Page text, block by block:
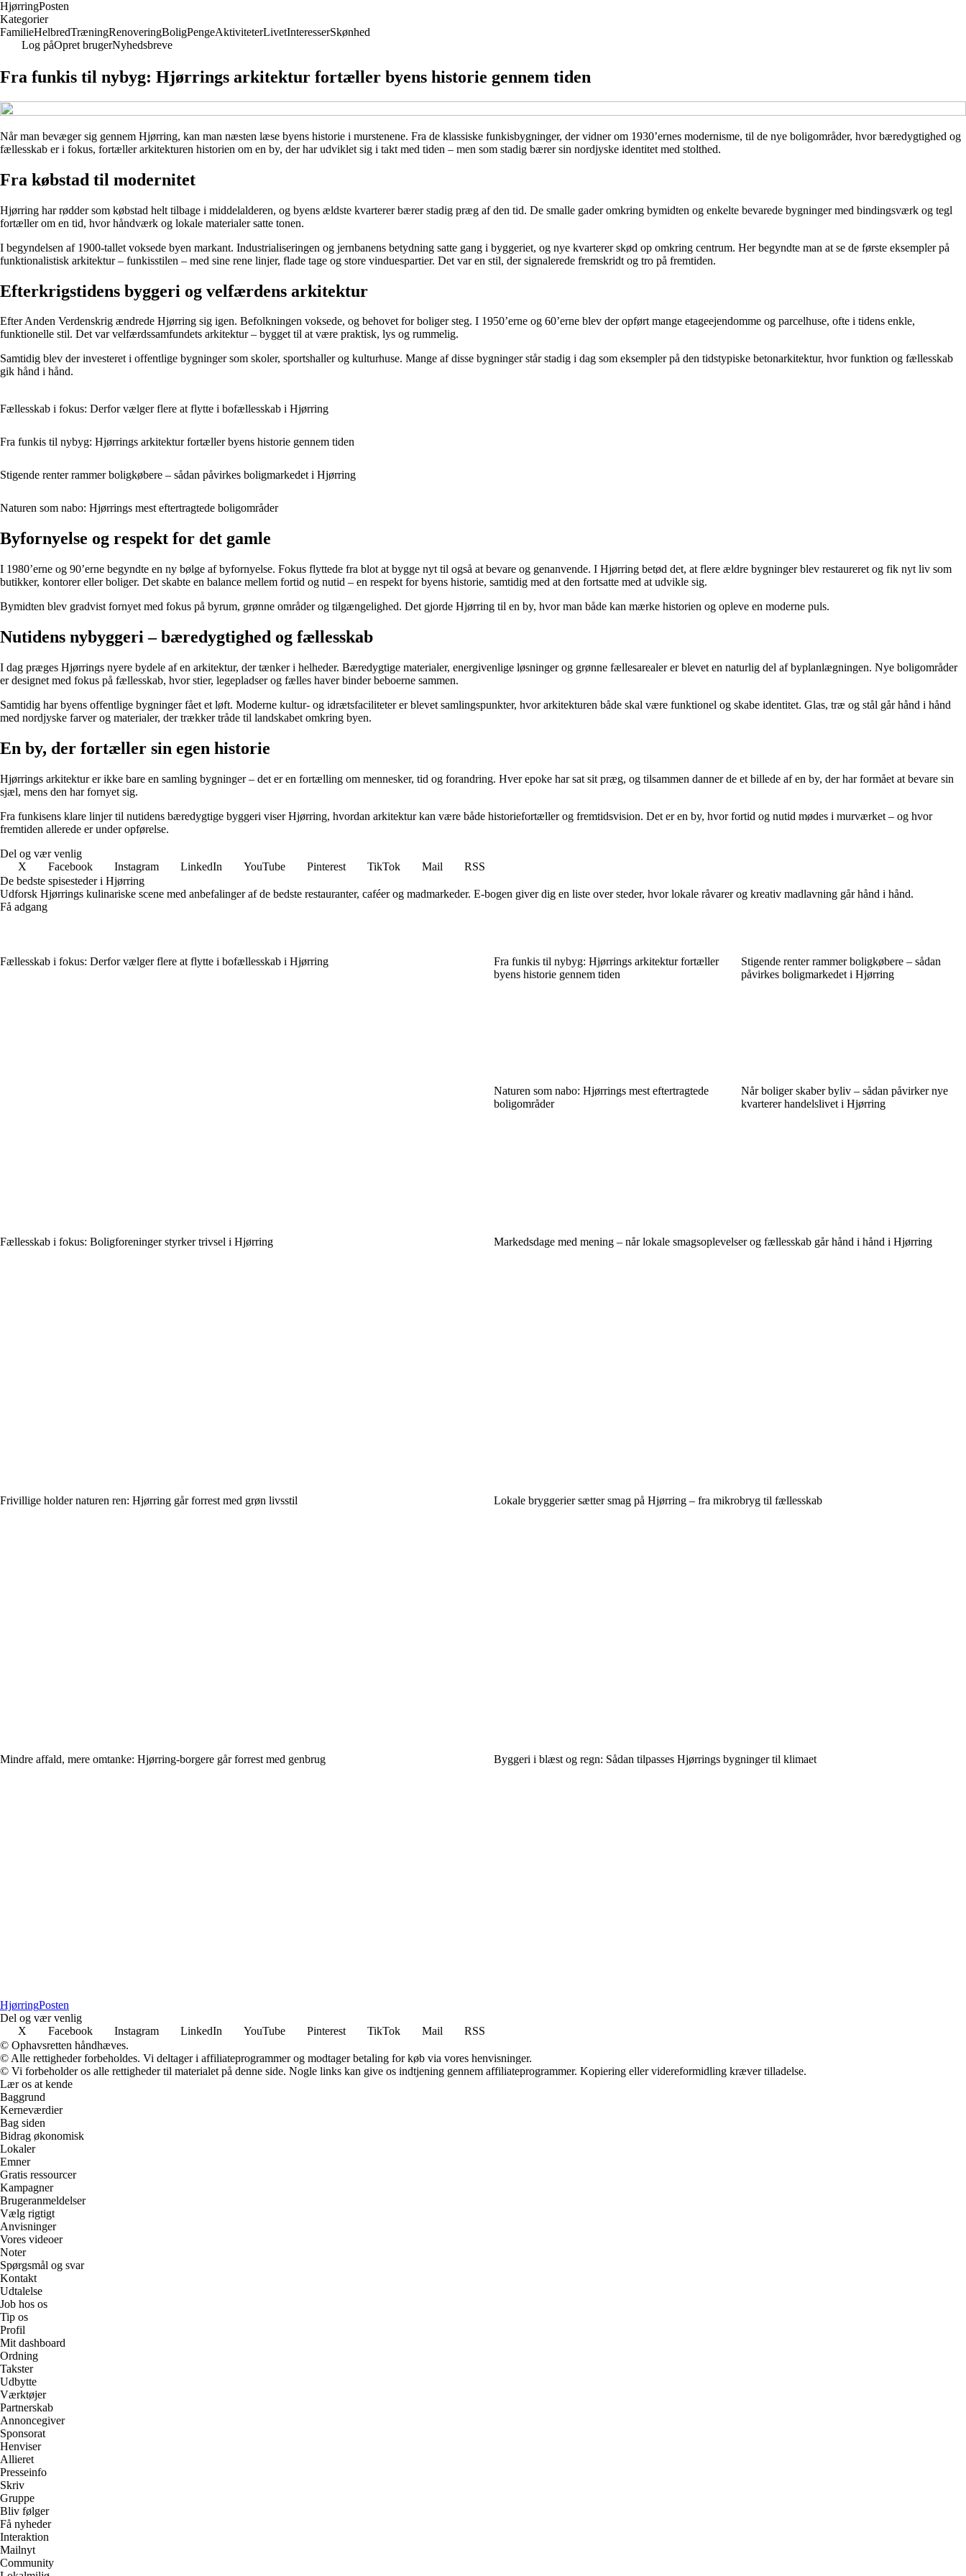
HjørringPosten
Kategorier
FamilieHelbredTræningRenoveringBoligPengeAktiviteterLivetInteresserSkønhed
Log påOpret brugerNyhedsbreve
Fra funkis til nybyg: Hjørrings arkitektur fortæller byens historie gennem tiden
Når man bevæger sig gennem Hjørring, kan man næsten læse byens historie i murstenene. Fra de klassiske funkisbygninger, der vidner om 1930’ernes modernisme, til de nye boligområder, hvor bæredygtighed og
fællesskab er i fokus, fortæller arkitekturen historien om en by, der har udviklet sig i takt med tiden – men som stadig bærer sin nordjyske identitet med stolthed.
Fra købstad til modernitet
Hjørring har rødder som købstad helt tilbage i middelalderen, og byens ældste kvarterer bærer stadig præg af den tid. De smalle gader omkring bymidten og enkelte bevarede bygninger med bindingsværk og tegl
fortæller om en tid, hvor håndværk og lokale materialer satte tonen.
I begyndelsen af 1900-tallet voksede byen markant. Industrialiseringen og jernbanens betydning satte gang i byggeriet, og nye kvarterer skød op omkring centrum. Her begyndte man at se de første eksempler på
funktionalistisk arkitektur – funkisstilen – med sine rene linjer, flade tage og store vinduespartier. Det var en stil, der signalerede fremskridt og tro på fremtiden.
Efterkrigstidens byggeri og velfærdens arkitektur
Efter Anden Verdenskrig ændrede Hjørring sig igen. Befolkningen voksede, og behovet for boliger steg. I 1950’erne og 60’erne blev der opført mange etageejendomme og parcelhuse, ofte i tidens enkle,
funktionelle stil. Det var velfærdssamfundets arkitektur – bygget til at være praktisk, lys og rummelig.
Samtidig blev der investeret i offentlige bygninger som skoler, sportshaller og kulturhuse. Mange af disse bygninger står stadig i dag som eksempler på den tidstypiske betonarkitektur, hvor funktion og fællesskab
gik hånd i hånd.
Fællesskab i fokus: Derfor vælger flere at flytte i bofællesskab i Hjørring
Fra funkis til nybyg: Hjørrings arkitektur fortæller byens historie gennem tiden
Stigende renter rammer boligkøbere – sådan påvirkes boligmarkedet i Hjørring
Naturen som nabo: Hjørrings mest eftertragtede boligområder
Byfornyelse og respekt for det gamle
I 1980’erne og 90’erne begyndte en ny bølge af byfornyelse. Fokus flyttede fra blot at bygge nyt til også at bevare og genanvende. I Hjørring betød det, at flere ældre bygninger blev restaureret og fik nyt liv som
butikker, kontorer eller boliger. Det skabte en balance mellem fortid og nutid – en respekt for byens historie, samtidig med at den fortsatte med at udvikle sig.
Bymidten blev gradvist fornyet med fokus på byrum, grønne områder og tilgængelighed. Det gjorde Hjørring til en by, hvor man både kan mærke historien og opleve en moderne puls.
Nutidens nybyggeri – bæredygtighed og fællesskab
I dag præges Hjørrings nyere bydele af en arkitektur, der tænker i helheder. Bæredygtige materialer, energivenlige løsninger og grønne fællesarealer er blevet en naturlig del af byplanlægningen. Nye boligområder
er designet med fokus på fællesskab, hvor stier, legepladser og fælles haver binder beboerne sammen.
Samtidig har byens offentlige bygninger fået et løft. Moderne kultur- og idrætsfaciliteter er blevet samlingspunkter, hvor arkitekturen både skal være funktionel og skabe identitet. Glas, træ og stål går hånd i hånd
med nordjyske farver og materialer, der trækker tråde til landskabet omkring byen.
En by, der fortæller sin egen historie
Hjørrings arkitektur er ikke bare en samling bygninger – det er en fortælling om mennesker, tid og forandring. Hver epoke har sat sit præg, og tilsammen danner de et billede af en by, der har formået at bevare sin
sjæl, mens den har fornyet sig.
Fra funkisens klare linjer til nutidens bæredygtige byggeri viser Hjørring, hvordan arkitektur kan være både historiefortæller og fremtidsvision. Det er en by, hvor fortid og nutid mødes i murværket – og hvor
fremtiden allerede er under opførelse.
Del og vær venlig
X
Facebook Instagram LinkedIn YouTube Pinterest TikTok Mail
RSS
De bedste spisesteder i Hjørring
Udforsk Hjørrings kulinariske scene med anbefalinger af de bedste restauranter, caféer og madmarkeder. E-bogen giver dig en liste over steder, hvor lokale råvarer og kreativ madlavning går hånd i hånd.
Få adgang
Fællesskab i fokus: Derfor vælger flere at flytte i bofællesskab i Hjørring
Fra funkis til nybyg: Hjørrings arkitektur fortæller
byens historie gennem tiden
Stigende renter rammer boligkøbere – sådan
påvirkes boligmarkedet i Hjørring
Naturen som nabo: Hjørrings mest eftertragtede
boligområder
Når boliger skaber byliv – sådan påvirker nye
kvarterer handelslivet i Hjørring
Fællesskab i fokus: Boligforeninger styrker trivsel i Hjørring Markedsdage med mening – når lokale smagsoplevelser og fællesskab går hånd i hånd i Hjørring
Frivillige holder naturen ren: Hjørring går forrest med grøn livsstil Lokale bryggerier sætter smag på Hjørring – fra mikrobryg til fællesskab
Mindre affald, mere omtanke: Hjørring-borgere går forrest med genbrug Byggeri i blæst og regn: Sådan tilpasses Hjørrings bygninger til klimaet
HjørringPosten
Del og vær venlig
X
Facebook Instagram LinkedIn YouTube Pinterest TikTok Mail
RSS
© Ophavsretten håndhæves.
© Alle rettigheder forbeholdes. Vi deltager i affiliateprogrammer og modtager betaling for køb via vores henvisninger.
© Vi forbeholder os alle rettigheder til materialet på denne side. Nogle links kan give os indtjening gennem affiliateprogrammer. Kopiering eller videreformidling kræver tilladelse.
Lær os at kende
Baggrund
Kerneværdier
Bag siden
Bidrag økonomisk
Lokaler
Emner
Gratis ressourcer
Kampagner
Brugeranmeldelser
Vælg rigtigt
Anvisninger
Vores videoer
Noter
Spørgsmål og svar
Kontakt
Udtalelse
Job hos os
Tip os
Profil
Mit dashboard
Ordning
Takster
Udbytte
Værktøjer
Partnerskab
Annoncegiver
Sponsorat
Henviser
Allieret
Presseinfo
Skriv
Gruppe
Bliv følger
Få nyheder
Interaktion
Mailnyt
Community